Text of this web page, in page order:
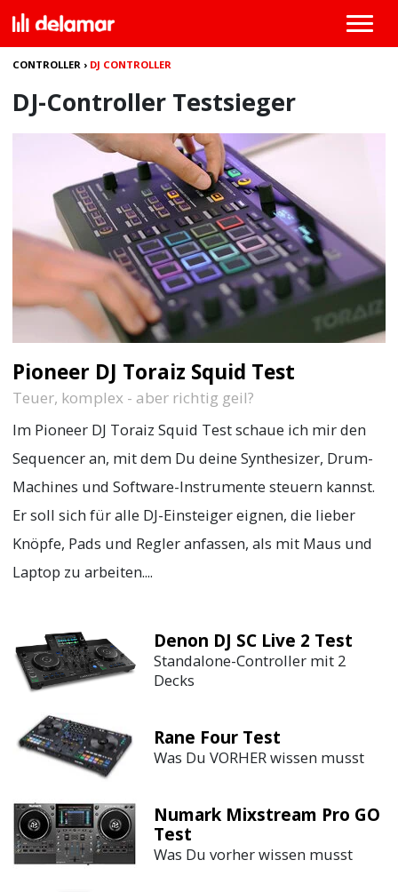
CONTROLLER › DJ CONTROLLER
DJ-Controller Testsieger
Pioneer DJ Toraiz Squid Test
Teuer, komplex - aber richtig geil?
Im Pioneer DJ Toraiz Squid Test schaue ich mir den
Sequencer an, mit dem Du deine Synthesizer, Drum-
Machines und Software-Instrumente steuern kannst.
Er soll sich für alle DJ-Einsteiger eignen, die lieber
Knöpfe, Pads und Regler anfassen, als mit Maus und
Laptop zu arbeiten....
Denon DJ SC Live 2 Test
Standalone-Controller mit 2
Decks
Rane Four Test
Was Du VORHER wissen musst
Numark Mixstream Pro GO
Test
Was Du vorher wissen musst